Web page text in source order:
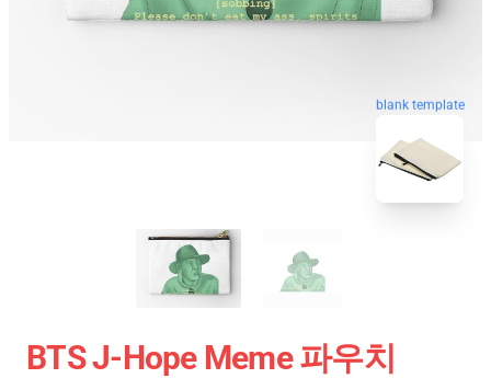
blank template
BTS J-Hope Meme 파우치